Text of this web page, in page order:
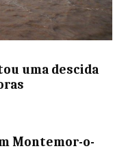
uma descida
Montemor-o-